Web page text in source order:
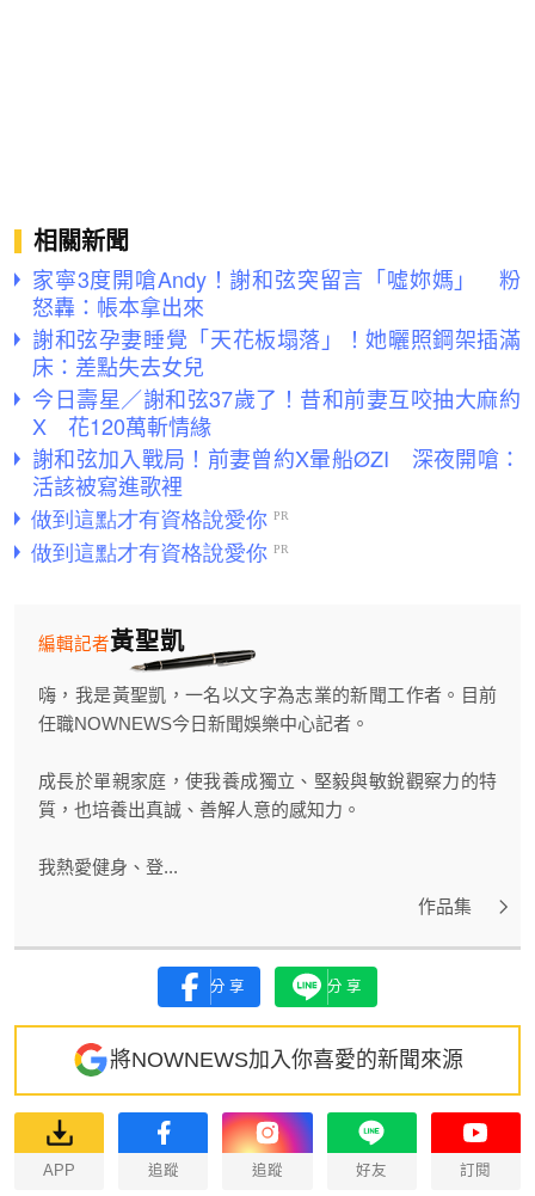
相關新聞
家寧3度開嗆Andy！謝和弦突留言「噓妳媽」 粉
怒轟：帳本拿出來
謝和弦孕妻睡覺「天花板塌落」！她曬照鋼架插滿
床：差點失去女兒
今日壽星／謝和弦37歲了！昔和前妻互咬抽大麻約
X 花120萬斬情緣
謝和弦加入戰局！前妻曾約X暈船ØZI 深夜開嗆：
活該被寫進歌裡
黃聖凱
編輯記者
嗨，我是黃聖凱，一名以文字為志業的新聞工作者。目前
任職NOWNEWS今日新聞娛樂中心記者。
成長於單親家庭，使我養成獨立、堅毅與敏銳觀察力的特
質，也培養出真誠、善解人意的感知力。
我熱愛健身、登...
作品集
分享 分享
將NOWNEWS加入你喜愛的新聞來源
APP 追蹤 追蹤 好友 訂閱